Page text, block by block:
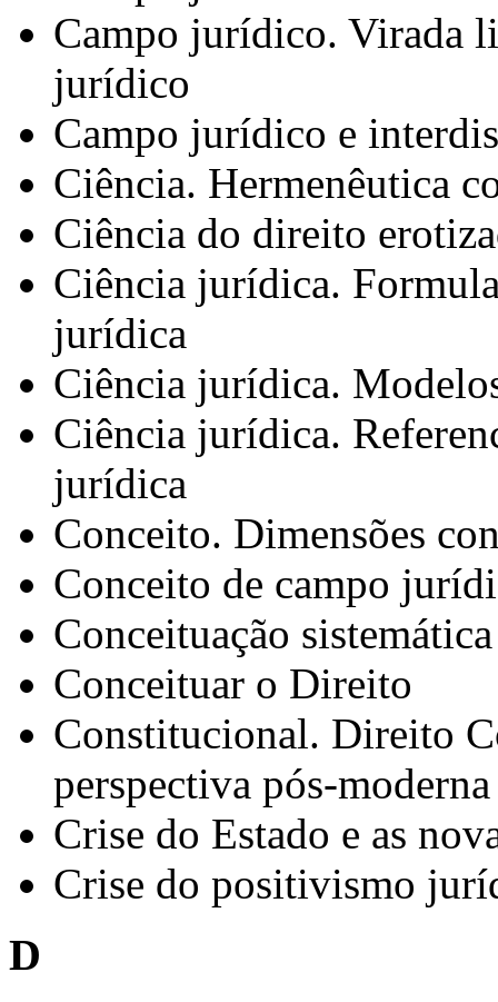
Campo jurídico. Virada
jurídico
Campo jurídico e
Ciência. Hermenêutica
Ciência do direito
Ciência jurídica.
jurídica
Ciência jurídica.
Ciência jurídica.
jurídica
Conceito. Dimensões
Conceito de campo
Conceituação
Conceituar o Direito
Constitucional. Direito
perspectiva pós-moderna
Crise do Estado e as
Crise do positivismo
D